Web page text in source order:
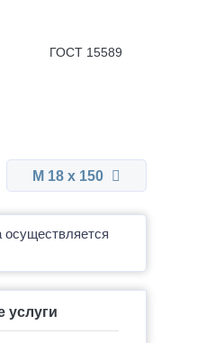
ГОСТ 15589
М 18 x 150
услуги